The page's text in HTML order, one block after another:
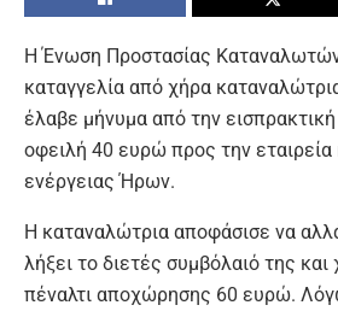
Η Ένωση Προστασίας
καταγγελία από χήρα
έλαβε μήνυμα από την εισπρακτική
οφειλή 40 ευρώ προς την εταιρεία
ενέργειας Ήρων.
Η καταναλώτρια αποφάσισε να
λήξει το διετές συμβόλαιό της
πέναλτι αποχώρησης 60 ευρώ.